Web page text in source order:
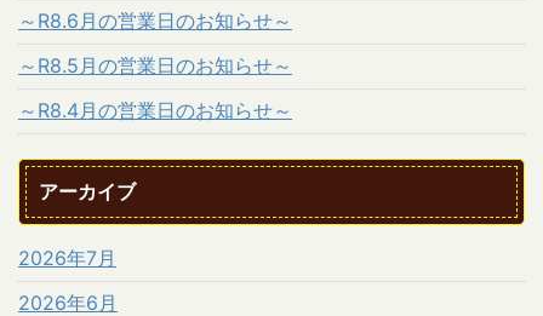
～R8.6月の営業日のお知らせ～
～R8.5月の営業日のお知らせ～
～R8.4月の営業日のお知らせ～
アーカイブ
2026年7月
2026年6月